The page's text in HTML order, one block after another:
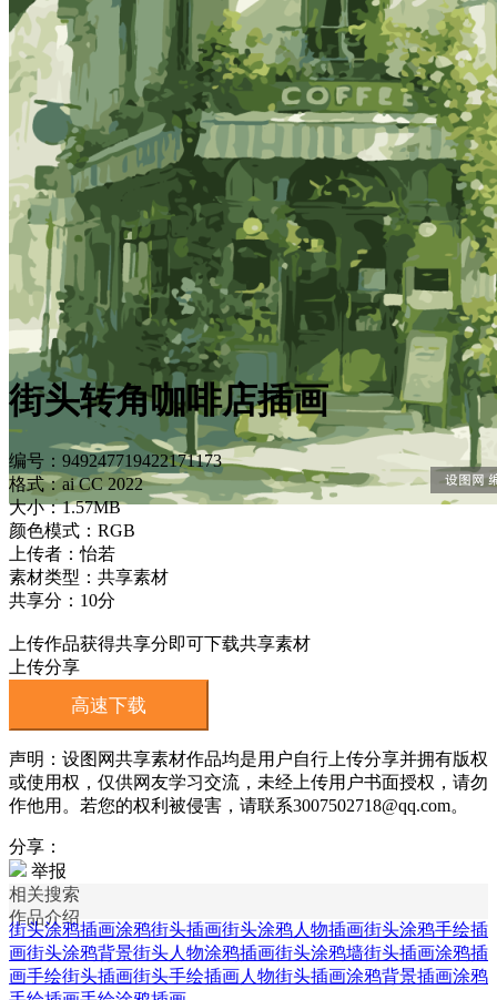
街头转角咖啡店插画
编号：949247719422171173
格式：ai CC 2022
大小：1.57MB
颜色模式：RGB
上传者：怡若
素材类型：共享素材
共享分：10分
上传作品获得共享分即可下载共享素材
上传分享
高速下载
声明：设图网共享素材作品均是用户自行上传分享并拥有版权
或使用权，仅供网友学习交流，未经上传用户书面授权，请勿
作他用。若您的权利被侵害，请联系3007502718@qq.com。
分享：
举报
相关搜索
作品介绍
街头涂鸦插画涂鸦街头插画街头涂鸦人物插画街头涂鸦手绘插
画街头涂鸦背景街头人物涂鸦插画街头涂鸦墙街头插画涂鸦插
画手绘街头插画街头手绘插画人物街头插画涂鸦背景插画涂鸦